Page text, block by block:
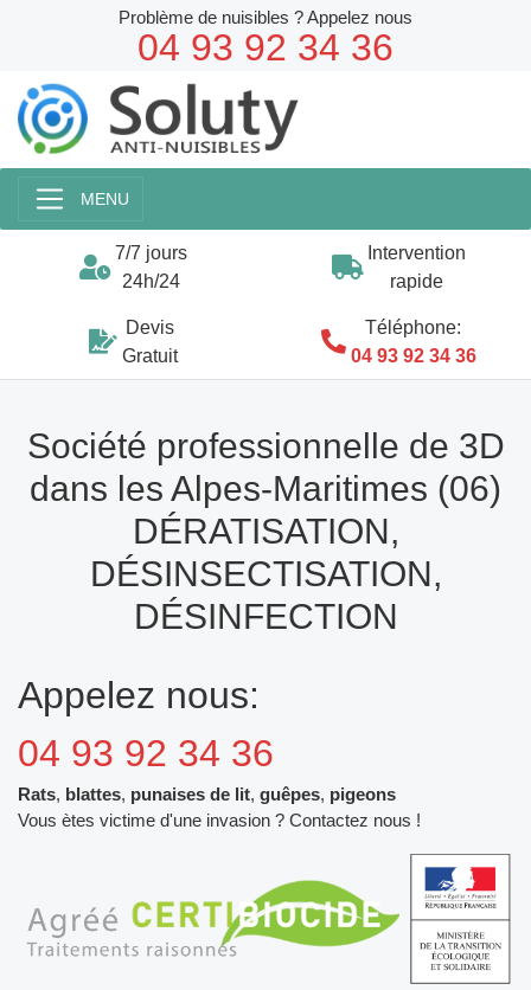
MENU
7/7 jours
24h/24
Intervention
rapide
Devis
Gratuit
Téléphone:
04 93 92 34 36
Société professionnelle de 3D
dans les Alpes-Maritimes (06)
DÉRATISATION,
DÉSINSECTISATION,
DÉSINFECTION
Appelez nous:
04 93 92 34 36
Rats, blattes, punaises de lit, guêpes, pigeons
Vous ètes victime d'une invasion ? Contactez nous !
Problème de nuisibles ? Appelez nous
04 93 92 34 36